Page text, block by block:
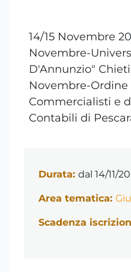
14/15 Novembre
Novembre-
D'Annunzio"
Novembre-
Commercialisti e
Contabili di
Durata: dal 14/11/
Area tematica:
Scadenza